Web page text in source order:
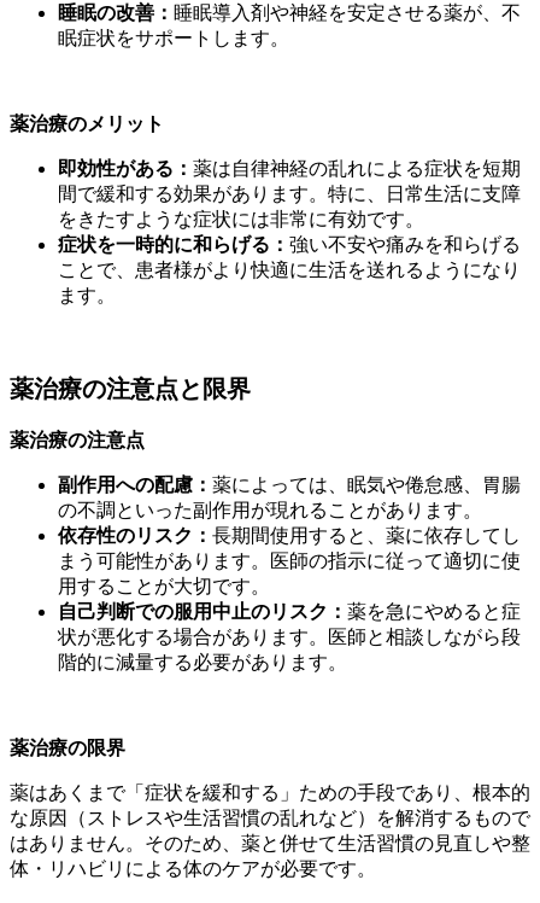
睡眠の改善： 睡眠導入剤や神経を安定させる薬が、不
眠症状をサポートします。
薬治療のメリット
即効性がある： 薬は自律神経の乱れによる症状を短期
間で緩和する効果があります。特に、日常生活に支障
をきたすような症状には非常に有効です。
症状を一時的に和らげる： 強い不安や痛みを和らげる
ことで、患者様がより快適に生活を送れるようになり
ます。
薬治療の注意点と限界
薬治療の注意点
副作用への配慮： 薬によっては、眠気や倦怠感、胃腸
の不調といった副作用が現れることがあります。
依存性のリスク： 長期間使用すると、薬に依存してし
まう可能性があります。医師の指示に従って適切に使
用することが大切です。
自己判断での服用中止のリスク： 薬を急にやめると症
状が悪化する場合があります。医師と相談しながら段
階的に減量する必要があります。
薬治療の限界
薬はあくまで「症状を緩和する」ための手段であり、根本的
な原因（ストレスや生活習慣の乱れなど）を解消するもので
はありません。そのため、薬と併せて生活習慣の見直しや整
体・リハビリによる体のケアが必要です。